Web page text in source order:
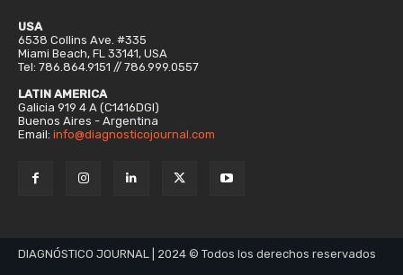
USA
6538 Collins Ave. #335
Miami Beach, FL 33141, USA
Tel: 786.864.9151 // 786.999.0557
LATIN AMERICA
Galicia 919 4 A (C1416DGI)
Buenos Aires - Argentina
Email: info@diagnosticojournal.com
DIAGNÓSTICO JOURNAL | 2024 © Todos los derechos reservados